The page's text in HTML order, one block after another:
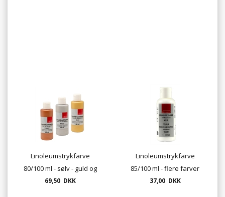
Linoleumstrykfarve
80/100 ml - sølv - guld og
kobber.
69,50 DKK
Linoleumstrykfarve
85/100 ml - flere farver
37,00 DKK